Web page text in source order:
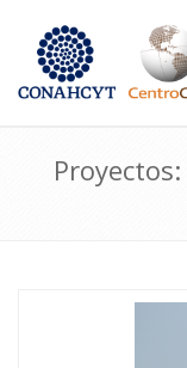
Proyectos: